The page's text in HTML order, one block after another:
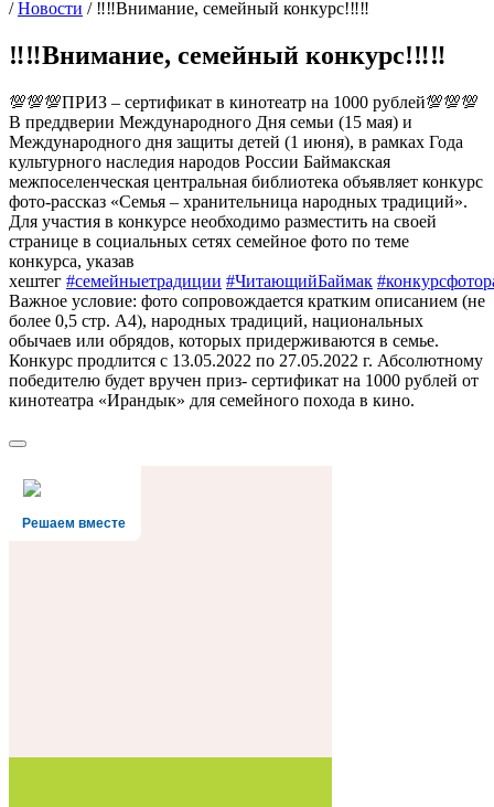
/Новости / ‼‼Внимание, семейный конкурс!‼‼
‼‼Внимание, семейный конкурс!‼‼
💯💯💯ПРИЗ – сертификат в кинотеатр на 1000 рублей💯💯💯
В преддверии Международного Дня семьи (15 мая) и
Международного дня защиты детей (1 июня), в рамках Года
культурного наследия народов России Баймакская
межпоселенческая центральная библиотека объявляет конкурс
фото-рассказ «Семья – хранительница народных традиций».
Для участия в конкурсе необходимо разместить на своей
странице в социальных сетях семейное фото по теме
конкурса, указав
хештег #семейныетрадиции #ЧитающийБаймак
Важное условие: фото сопровождается кратким описанием (не
более 0,5 стр. А4), народных традиций, национальных
обычаев или обрядов, которых придерживаются в семье.
Конкурс продлится с 13.05.2022 по 27.05.2022 г. Абсолютному
победителю будет вручен приз- сертификат на 1000 рублей от
кинотеатра «Ирандык» для семейного похода в кино.
Решаем вместе